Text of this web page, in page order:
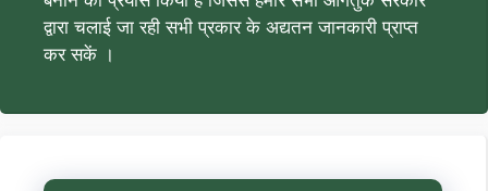
द्वारा चलाई जा रही सभी प्रकार के अद्यतन जानकारी प्राप्त
कर सकें ।